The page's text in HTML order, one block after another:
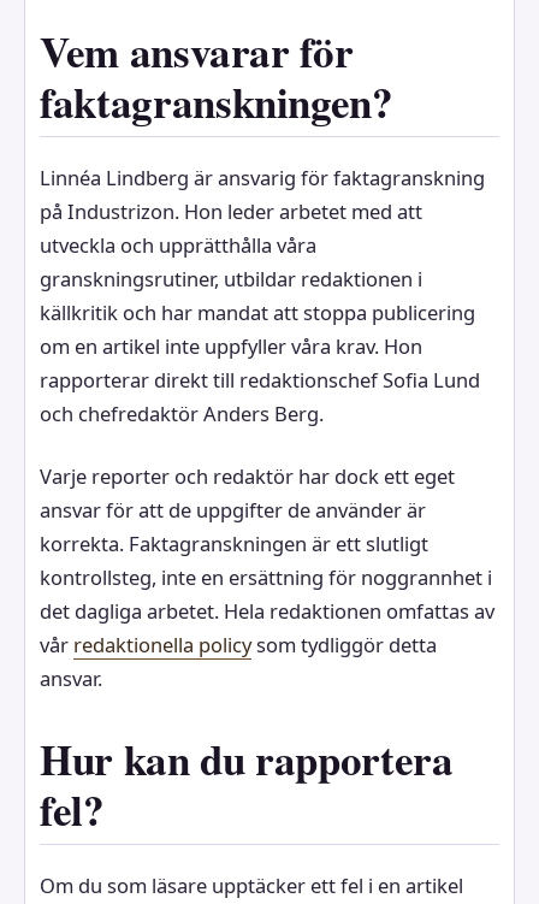
Vem ansvarar för
faktagranskningen?
Linnéa Lindberg är ansvarig för faktagranskning
på Industrizon. Hon leder arbetet med att
utveckla och upprätthålla våra
granskningsrutiner, utbildar redaktionen i
källkritik och har mandat att stoppa publicering
om en artikel inte uppfyller våra krav. Hon
rapporterar direkt till redaktionschef Sofia Lund
och chefredaktör Anders Berg.
Varje reporter och redaktör har dock ett eget
ansvar för att de uppgifter de använder är
korrekta. Faktagranskningen är ett slutligt
kontrollsteg, inte en ersättning för noggrannhet i
det dagliga arbetet. Hela redaktionen omfattas av
vår redaktionella policysom tydliggör detta
ansvar.
Hur kan du rapportera
fel?
Om du som läsare upptäcker ett fel i en artikel